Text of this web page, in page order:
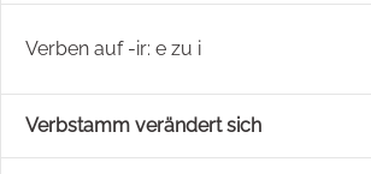
Verben auf -ir: e zu i
Verbstamm verändert sich